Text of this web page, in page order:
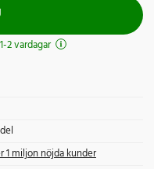
2 vardagar
1 miljon nöjda kunder